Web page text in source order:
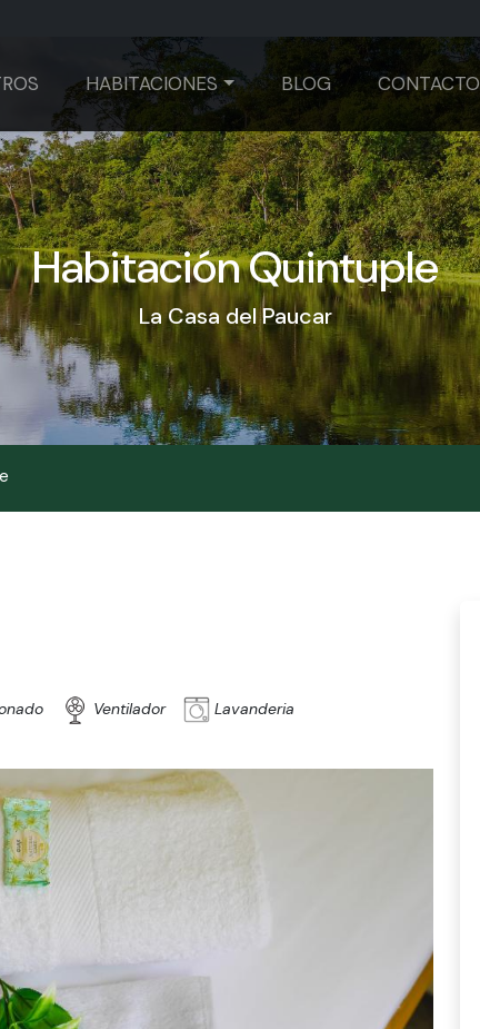
HABITACIONES BLOG CONTACTO
Habitación Quintuple
La Casa del Paucar
Ventilador Lavanderia